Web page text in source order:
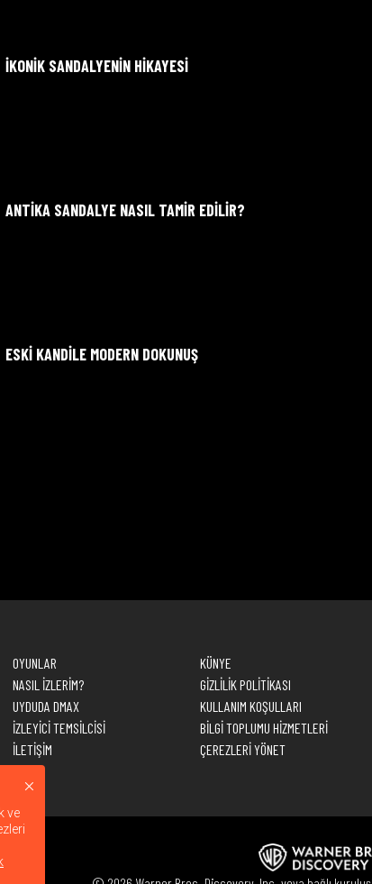
İKONIK SANDALYENIN HIKAYESI
ANTIKA SANDALYE NASIL TAMIR EDILIR?
ESKI KANDILE MODERN DOKUNUŞ
OYUNLAR
NASIL İZLERİM?
UYDUDA DMAX
İZLEYİCİ TEMSİLCİSİ
İLETİŞİM
KÜNYE
GİZLİLİK POLİTİKASI
KULLANIM KOŞULLARI
BİLGİ TOPLUMU HİZMETLERİ
ÇEREZLERİ YÖNET
ve